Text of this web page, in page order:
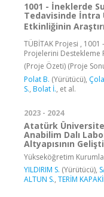
1001 - İneklerde
Tedavisinde İntra
Etkinliğinin
TÜBİTAK Projesi ,
Projelerini Destekleme
(Proje Özeti) (Proje
Polat B. (Yürütücü),
S., Bolat İ., et al.
2023 - 2024
Atatürk
Anabilim Dalı
Altyapısının
Yükseköğretim
YILDIRIM S. (Yürütücü),
ALTUN S., TERİM